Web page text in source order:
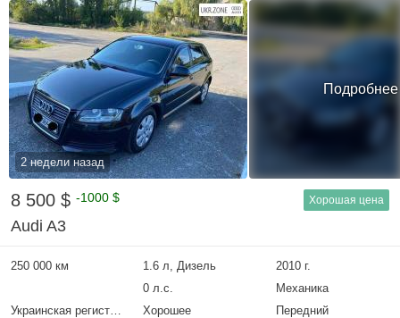
2 недели назад
Подробнее
8 500 $ -1000 $ Хорошая цена
Audi A3
250 000 км 1.6 л, Дизель
2010 г.
0 л.с.
Механика
Украинская регистрация
Хорошее Передний